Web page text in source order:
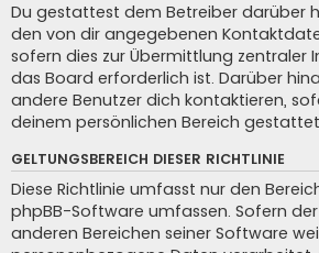
Du gestattest dem Betreiber darüber
den von dir angegebenen
sofern dies zur Übermittlung zentraler
das Board erforderlich ist. Darüber
andere Benutzer dich kontaktieren,
deinem persönlichen Bereich
GELTUNGSBEREICH DIESER RICHTLINIE
Diese Richtlinie umfasst nur den
phpBB-Software umfassen. Sofern
anderen Bereichen seiner Software